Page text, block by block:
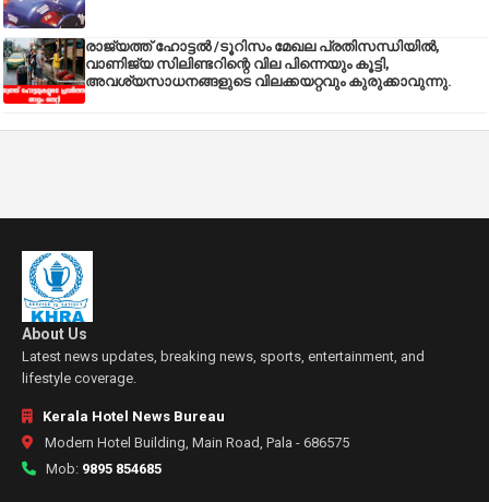
രാജ്യത്ത് ഹോട്ടൽ /ടൂറിസം മേഖല പ്രതിസന്ധിയിൽ,
വാണിജ്യ സിലിണ്ടറിന്റെ വില പിന്നെയും കൂട്ടി,
അവശ്യസാധനങ്ങളുടെ വിലക്കയറ്റവും കുരുക്കാവുന്നു.
About Us
Latest news updates, breaking news, sports, entertainment, and
lifestyle coverage.
Kerala Hotel News Bureau
Modern Hotel Building, Main Road, Pala - 686575
Mob: 9895 854685